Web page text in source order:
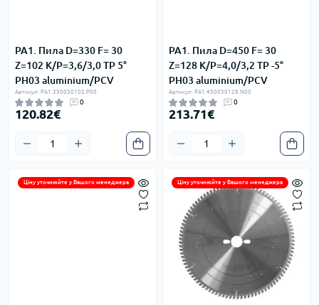
PA1. Пила D=330 F= 30
Z=102 K/P=3,6/3,0 TP 5°
PH03 aluminium/PCV
Артикул: PA1.330030102.P00
0
120.82€
PA1. Пила D=450 F= 30
Z=128 K/P=4,0/3,2 TP -5°
PH03 aluminium/PCV
Артикул: PA1.450030128.N00
0
213.71€
Ціну уточнюйте у Вашого менеджера Ціну уточнюйте у Вашого менеджера